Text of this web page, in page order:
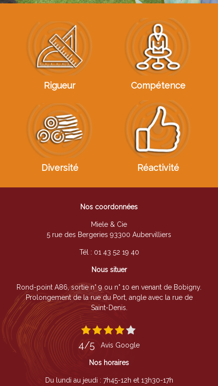
Rigueur Compétence
Diversité Réactivité
Nos coordonnées
Miele & Cie
5 rue des Bergeries 93300 Aubervilliers
Tél : 01 43 52 19 40
Nous situer
Rond-point A86, sortie n° 9 ou n° 10 en venant de Bobigny.
Prolongement de la rue du Port, angle avec la rue de
Saint-Denis.
4/5 Avis Google
Nos horaires
Du lundi au jeudi : 7h45-12h et 13h30-17h